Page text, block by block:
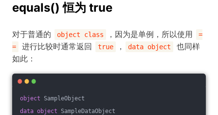
equals() 恒为 true
对于普通的 object class ，因为是单例，所以使用
=
=
进行比较时通常返回 true ， data object
也同样
如此：
object SampleObject
data object SampleDataObject